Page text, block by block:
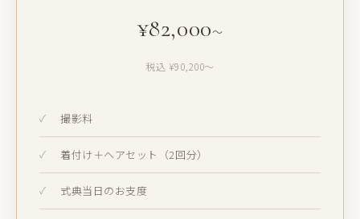
¥82,000〜
税込 ¥90,200〜
撮影料
着付け＋ヘアセット（2回分）
式典当日のお支度